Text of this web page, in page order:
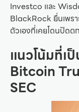
Investco และ
BlackRock ยื่นเพรา
ตัวเองที่เคยโดนปัด
แนวโน้มที่เ
Bitcoin
SEC